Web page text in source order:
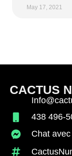
May 17, 2021
CACTUS
438 496-
Chat